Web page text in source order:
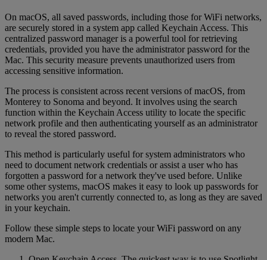
On macOS, all saved passwords, including those for WiFi networks,
are securely stored in a system app called Keychain Access. This
centralized password manager is a powerful tool for retrieving
credentials, provided you have the administrator password for the
Mac. This security measure prevents unauthorized users from
accessing sensitive information.
The process is consistent across recent versions of macOS, from
Monterey to Sonoma and beyond. It involves using the search
function within the Keychain Access utility to locate the specific
network profile and then authenticating yourself as an administrator
to reveal the stored password.
This method is particularly useful for system administrators who
need to document network credentials or assist a user who has
forgotten a password for a network they've used before. Unlike
some other systems, macOS makes it easy to look up passwords for
networks you aren't currently connected to, as long as they are saved
in your keychain.
Follow these simple steps to locate your WiFi password on any
modern Mac.